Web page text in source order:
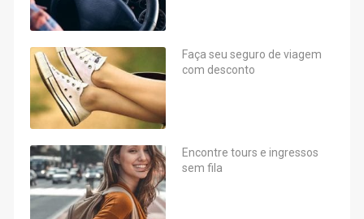
Faça seu seguro de viagem
com desconto
Encontre tours e ingressos
sem fila